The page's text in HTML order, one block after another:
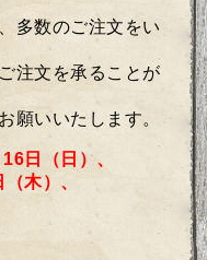
多数のご注文をい
注文を承ることが
願いいたします。
16 日（日）、
木）、